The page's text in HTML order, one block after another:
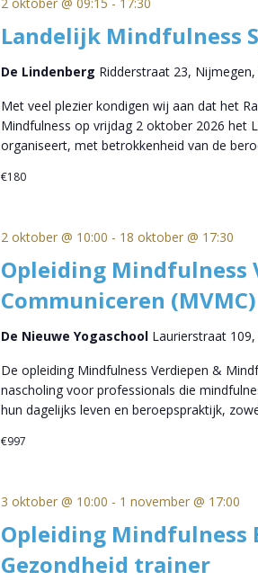
Landelijk Mindfulness
2 oktober @ 09:15 - 17:30
De Lindenberg Ridderstraat 23,
Met veel plezier kondigen wij aan dat het
Mindfulness op vrijdag 2 oktober 2026 het
organiseert, met betrokkenheid van de
€180
Opleiding Mindfulness
Communiceren (MVMC)
2 oktober @ 10:00 - 18 oktober @ 17:30
De Nieuwe Yogaschool Laurierstraat
De opleiding Mindfulness Verdiepen &
nascholing voor professionals die
hun dagelijks leven en beroepspraktijk,
€997
Opleiding Mindfulness
Gezondheid trainer
3 oktober @ 10:00 - 1 november @ 17:00